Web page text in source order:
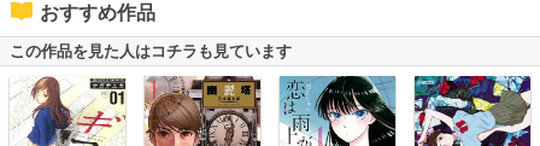
おすすめ作品
この作品を見た人はコチラも見ています